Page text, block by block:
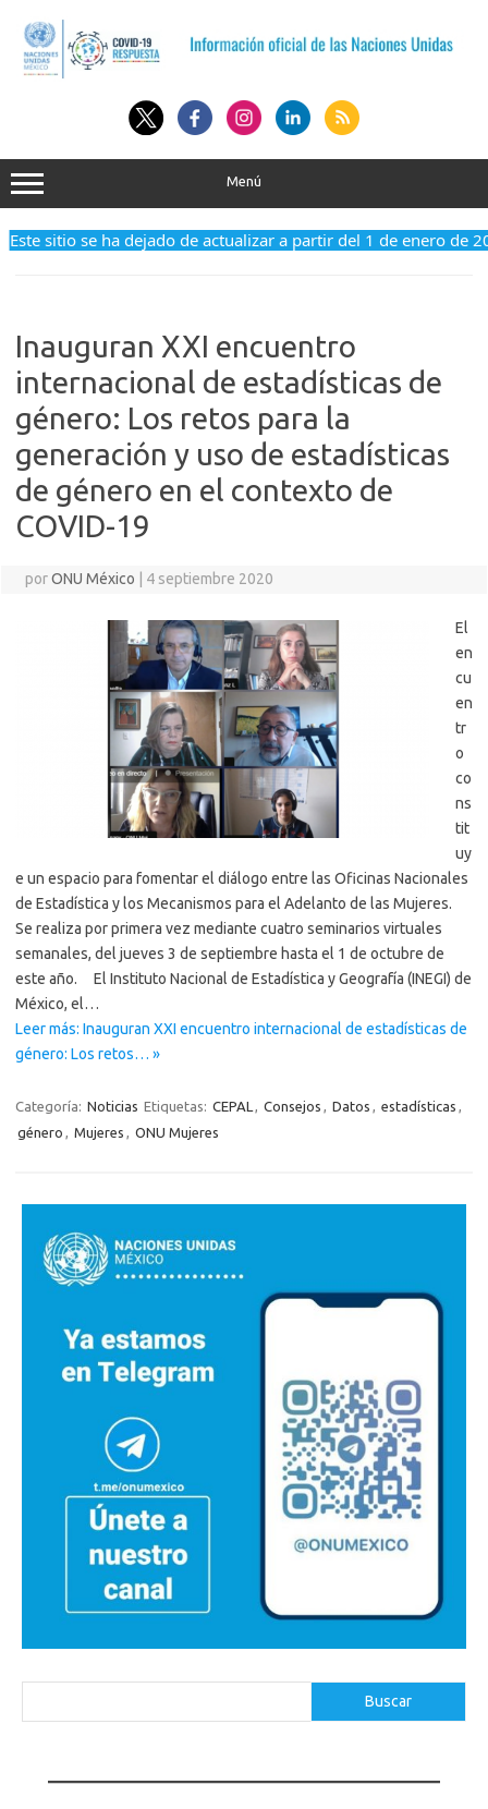
contenido
Menú
sitio se ha dejado de actualizar a partir del 1 de enero de
Inauguran XXI encuentro
internacional de estadísticas de
género: Los retos para la
generación y uso de estadísticas
de género en el contexto de
COVID-19
porONU México 4 septiembre 2020
El
en
cu
en
tr
o
co
ns
tit
uy
e un espacio para fomentar el diálogo entre las Oficinas Nacionales
de Estadística y los Mecanismos para el Adelanto de las Mujeres.
Se realiza por primera vez mediante cuatro seminarios virtuales
semanales, del jueves 3 de septiembre hasta el 1 de octubre de
este año. El Instituto Nacional de Estadística y Geografía (INEGI) de
México, el…
Leer más: Inauguran XXI encuentro internacional de estadísticas de
género: Los retos… »
Categoría: Noticias Etiquetas: CEPAL , Consejos , Datos , estadísticas ,
género , Mujeres , ONU Mujeres
Buscar